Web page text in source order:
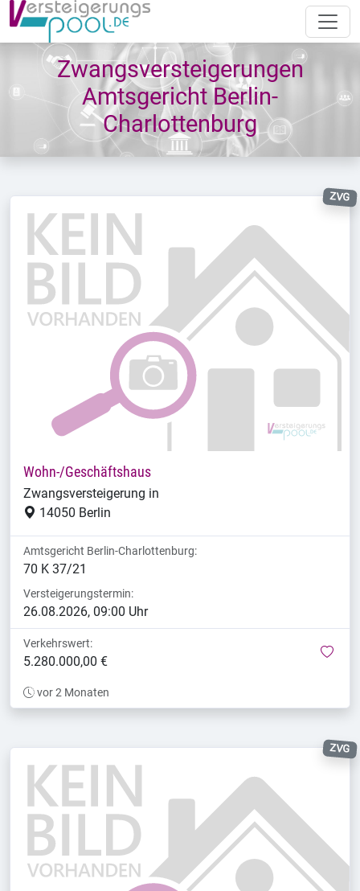
Zwangsversteigerungen
Amtsgericht Berlin-
Charlottenburg
ZVG
Wohn-/Geschäftshaus
Zwangsversteigerung in
14050 Berlin
Amtsgericht Berlin-Charlottenburg:
70 K 37/21
Versteigerungstermin:
26.08.2026, 09:00 Uhr
Verkehrswert:
5.280.000,00 €
vor 2 Monaten
ZVG